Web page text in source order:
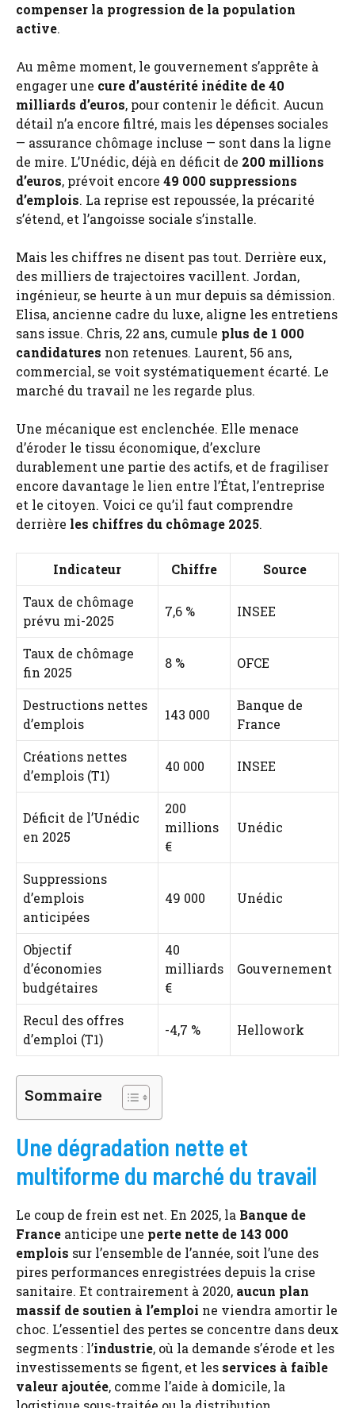
compenser la progression de la population
active.
Au même moment, le gouvernement s’apprête à
engager une cure d’austérité inédite de 40
milliards d’euros, pour contenir le déficit. Aucun
détail n’a encore filtré, mais les dépenses sociales
— assurance chômage incluse — sont dans la ligne
de mire. L’Unédic, déjà en déficit de 200 millions
d’euros, prévoit encore 49 000 suppressions
d’emplois. La reprise est repoussée, la précarité
s’étend, et l’angoisse sociale s’installe.
Mais les chiffres ne disent pas tout. Derrière eux,
des milliers de trajectoires vacillent. Jordan,
ingénieur, se heurte à un mur depuis sa démission.
Elisa, ancienne cadre du luxe, aligne les entretiens
sans issue. Chris, 22 ans, cumule plus de 1 000
candidatures non retenues. Laurent, 56 ans,
commercial, se voit systématiquement écarté. Le
marché du travail ne les regarde plus.
Une mécanique est enclenchée. Elle menace
d’éroder le tissu économique, d’exclure
durablement une partie des actifs, et de fragiliser
encore davantage le lien entre l’État, l’entreprise
et le citoyen. Voici ce qu’il faut comprendre
derrière les chiffres du chômage 2025.
Indicateur Chiffre
Source
Taux de chômage
prévu mi-2025
7,6 % INSEE
Taux de chômage
fin 2025
8 % OFCE
Destructions nettes
d’emplois
143 000
Banque de
France
Créations nettes
d’emplois (T1)
40 000 INSEE
Déficit de l’Unédic
en 2025
200
millions
€
Unédic
Suppressions
d’emplois
anticipées
49 000 Unédic
Objectif
d’économies
budgétaires
40
milliards
€
Gouvernement
Recul des offres
d’emploi (T1)
-4,7 % Hellowork
Sommaire
Une dégradation nette et
multiforme du marché du travail
Le coup de frein est net. En 2025, la Banque de
France anticipe une perte nette de 143 000
emplois sur l’ensemble de l’année, soit l’une des
pires performances enregistrées depuis la crise
sanitaire. Et contrairement à 2020, aucun plan
massif de soutien à l’emploi ne viendra amortir le
choc. L’essentiel des pertes se concentre dans deux
segments : l’industrie, où la demande s’érode et les
investissements se figent, et les services à faible
valeur ajoutée, comme l’aide à domicile, la